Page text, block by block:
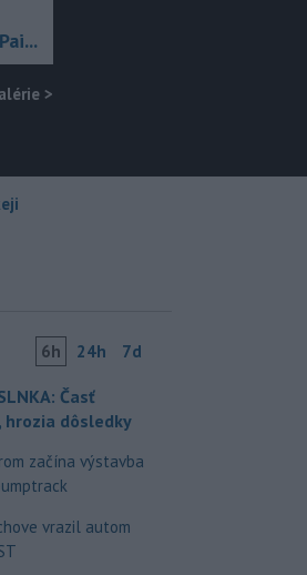
>
6h 24h 7d
Časť
hrozia dôsledky
začína výstavba
vrazil autom